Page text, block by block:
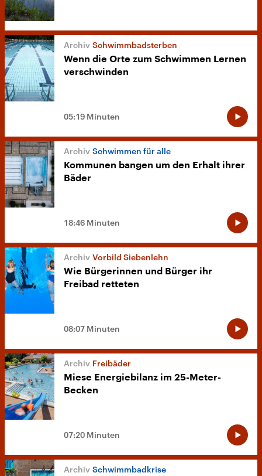
Schwimmbadsterben
Wenn die Orte zum Schwimmen Lernen
verschwinden
05:19 Minuten
Schwimmen für alle
Kommunen bangen um den Erhalt ihrer
Bäder
18:46 Minuten
Vorbild Siebenlehn
Wie Bürgerinnen und Bürger ihr
Freibad retteten
08:07 Minuten
Freibäder
Miese Energiebilanz im 25-Meter-
Becken
07:20 Minuten
Schwimmbadkrise